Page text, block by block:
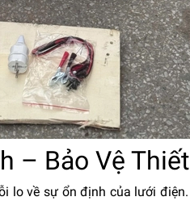
– Bảo Vệ
lo về sự ổn định của lưới